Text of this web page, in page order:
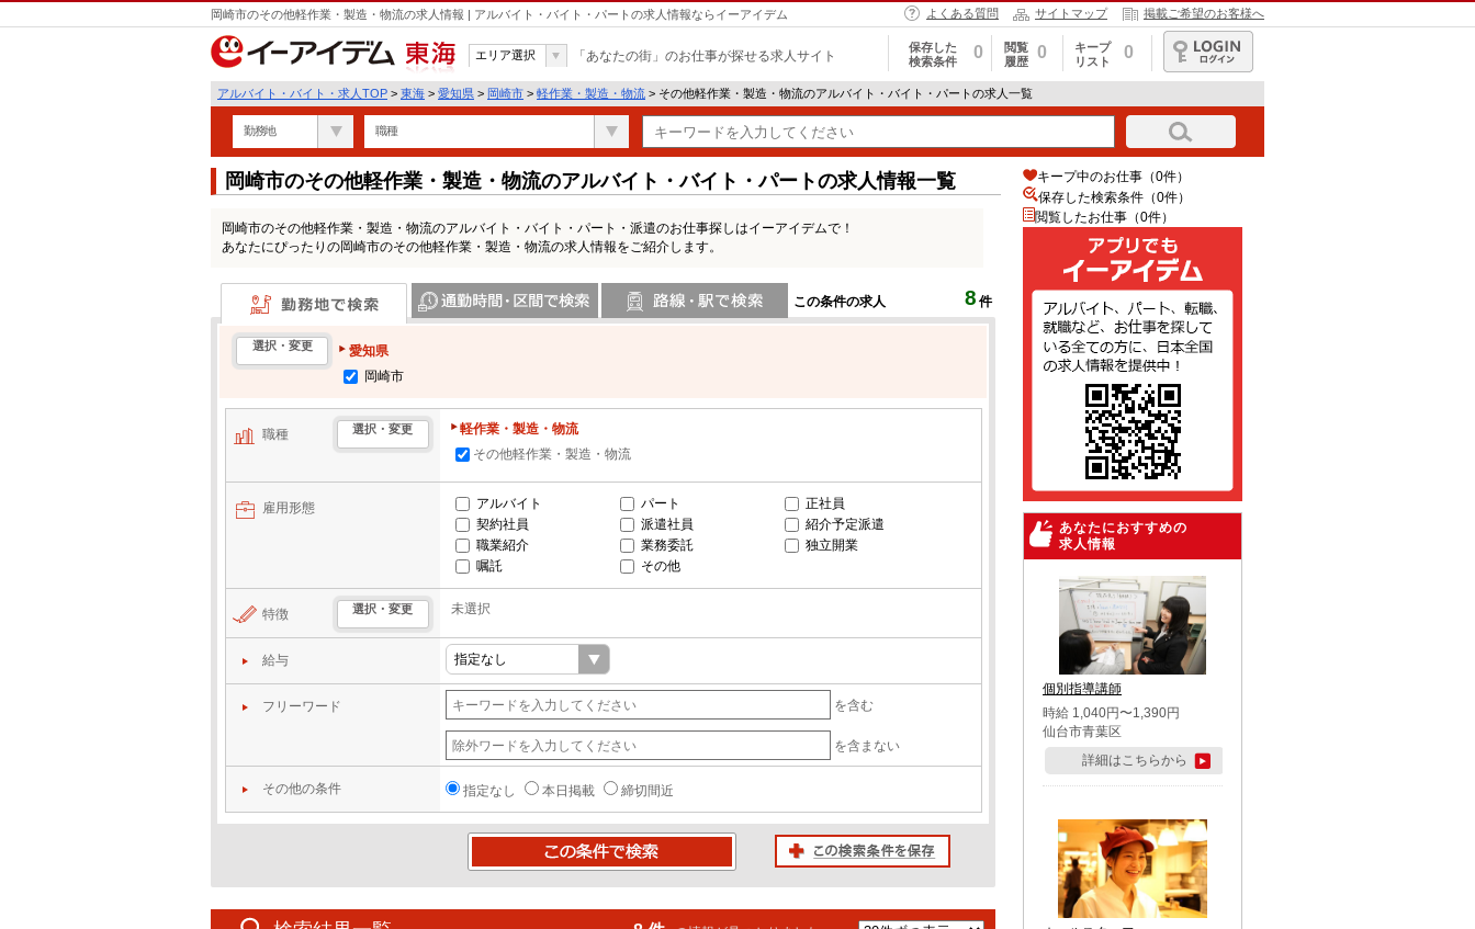
岡崎市のその他軽作業・製造・物流の求人情報 | アルバイト・バイト・パートの求人情報ならイーアイデム よくある質問 サイトマップ 掲載ご希望のお客様へ
東海
エリア選択 「あなたの街」のお仕事が探せる求人サイト
保存した
検索条件
0
閲覧
履歴
0
キープ
リスト
0
ログイン
アルバイト・バイト・求人TOP > 東海 > 愛知県 > 岡崎市 > 軽作業・製造・物流 > その他軽作業・製造・物流のアルバイト・バイト・パートの求人一覧
勤務地 職種
岡崎市のその他軽作業・製造・物流のアルバイト・バイト・パートの求人情報一覧
岡崎市のその他軽作業・製造・物流のアルバイト・バイト・パート・派遣のお仕事探しはイーアイデムで！
あなたにぴったりの岡崎市のその他軽作業・製造・物流の求人情報をご紹介します。
この条件の求人 8 件
勤務地で検索
選択・変更
愛知県
岡崎市
職種 選択・変更
軽作業・製造・物流
その他軽作業・製造・物流
雇用形態 アルバイト パート
正社員
契約社員
派遣社員
紹介予定派遣
職業紹介
業務委託
独立開業
嘱託
その他
特徴 選択・変更 未選択
給与
フリーワード を含む
を含まない
その他の条件 指定なし 本日掲載 締切間近
キープ中のお仕事（0件）
保存した検索条件（0件）
閲覧したお仕事（0件）
あなたにおすすめの
求人情報
個別指導講師
時給 1,040円〜1,390円
仙台市青葉区
詳細はこちらから